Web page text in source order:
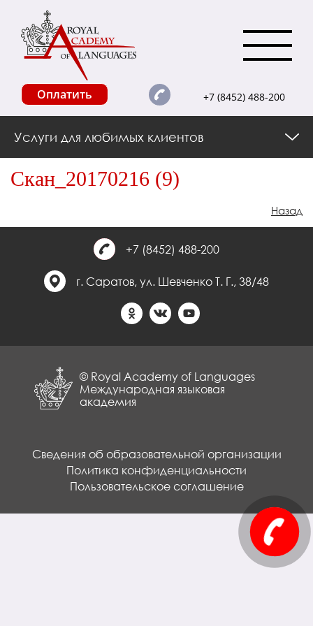
Оплатить +7 (8452) 488-200
Услуги для любимых клиентов
Скан_20170216 (9)
Назад
+7 (8452) 488-200
г. Саратов, ул. Шевченко Т. Г., 38/48
© Royal Academy of Languages
Международная языковая
академия
Сведения об образовательной организации
Политика конфиденциальности
Пользовательское соглашение